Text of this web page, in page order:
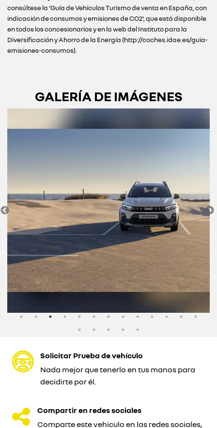
consúltese la 'Guía de Vehículos Turismo de venta en España, con
indicación de consumos y emisiones de CO2', que está disponible
en todos los concesionarios y en la web del Instituto para la
Diversificación y Ahorro de la Energía (http://coches.idae.es/guia-
emisiones-consumos).
GALERÍA DE IMÁGENES
Solicitar Prueba de vehículo
Nada mejor que tenerlo en tus manos para
decidirte por él.
Compartir en redes sociales
Comparte este vehiculo en las redes sociales,